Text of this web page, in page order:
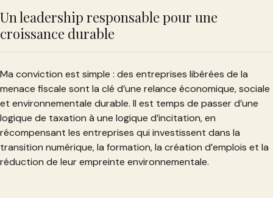
Un leadership responsable pour une
croissance durable
Ma conviction est simple : des entreprises libérées de la
menace fiscale sont la clé d’une relance économique, sociale
et environnementale durable. Il est temps de passer d’une
logique de taxation à une logique d’incitation, en
récompensant les entreprises qui investissent dans la
transition numérique, la formation, la création d’emplois et la
réduction de leur empreinte environnementale.